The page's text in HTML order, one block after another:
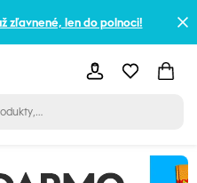
zľavnené, len do polnoci!